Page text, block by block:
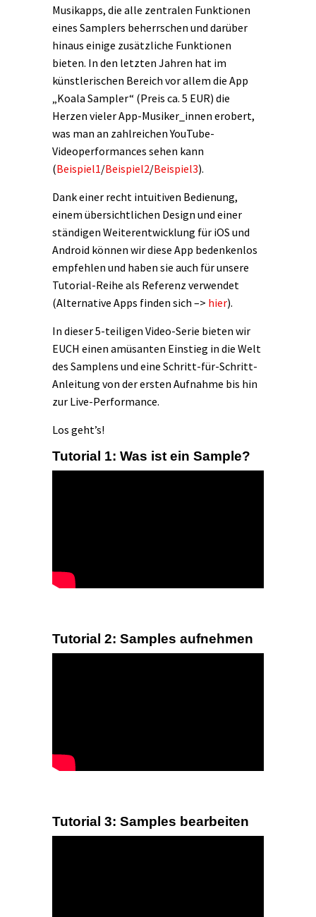
Musikapps, die alle zentralen Funktionen
eines Samplers beherrschen und darüber
hinaus einige zusätzliche Funktionen
bieten. In den letzten Jahren hat im
künstlerischen Bereich vor allem die App
„Koala Sampler“ (Preis ca. 5 EUR) die
Herzen vieler App-Musiker_innen erobert,
was man an zahlreichen YouTube-
Videoperformances sehen kann
(Beispiel1/Beispiel2/Beispiel3).
Dank einer recht intuitiven Bedienung,
einem übersichtlichen Design und einer
ständigen Weiterentwicklung für iOS und
Android können wir diese App bedenkenlos
empfehlen und haben sie auch für unsere
Tutorial-Reihe als Referenz verwendet
(Alternative Apps finden sich –> hier).
In dieser 5-teiligen Video-Serie bieten wir
EUCH einen amüsanten Einstieg in die Welt
des Samplens und eine Schritt-für-Schritt-
Anleitung von der ersten Aufnahme bis hin
zur Live-Performance.
Los geht’s!
Tutorial 1: Was ist ein Sample?
Tutorial 2: Samples aufnehmen
Tutorial 3: Samples bearbeiten